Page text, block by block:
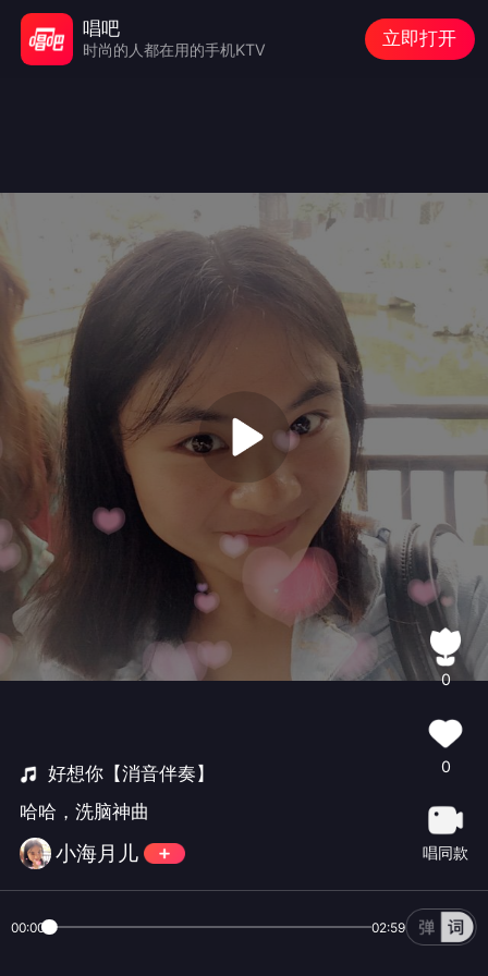
好想你【消音伴奏】
哈哈，洗脑神曲
小海月儿
0
0
唱同款
00:00 02:59
唱吧
时尚的人都在用的手机KTV
立即打开